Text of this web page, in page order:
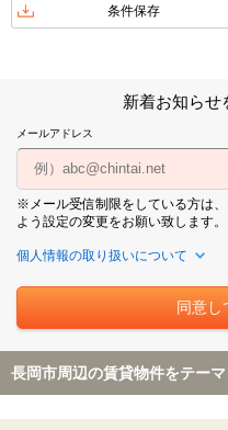
条件保存
新着お知らせ
メールアドレス
※メール受信制限をしている方は
よう設定の変更をお願い致します。
個人情報の取り扱いについて
長岡市周辺の賃貸物件をテー